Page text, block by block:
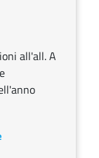
all'all. A